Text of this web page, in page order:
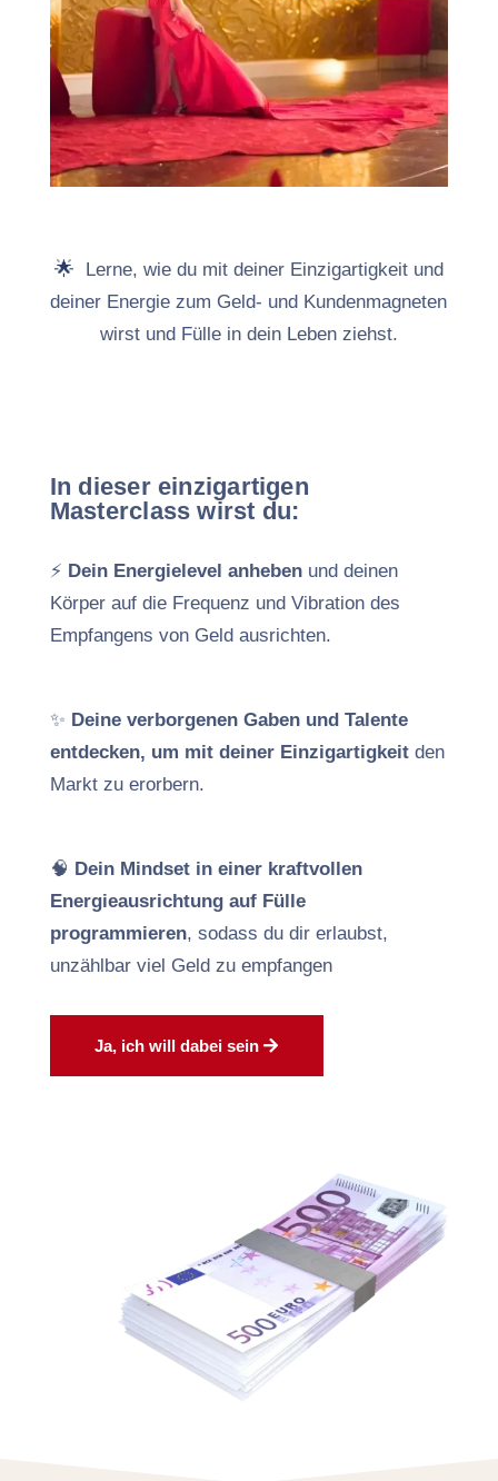
🌟
Lerne, wie du mit deiner Einzigartigkeit und
deiner Energie zum Geld- und Kundenmagneten
wirst und Fülle in dein Leben ziehst.
In dieser einzigartigen
Masterclass wirst du:
⚡️ Dein Energielevel anhebenund deinen
Körper auf die Frequenz und Vibration des
Empfangens von Geld ausrichten.
✨ Deine verborgenen Gaben und Talente
entdecken, um mit deiner Einzigartigkeit den
Markt zu erorbern.
🧠 Dein Mindset in einer kraftvollen
Energieausrichtung auf Fülle
programmieren, sodass du dir erlaubst,
unzählbar viel Geld zu empfangen
Ja, ich will dabei sein